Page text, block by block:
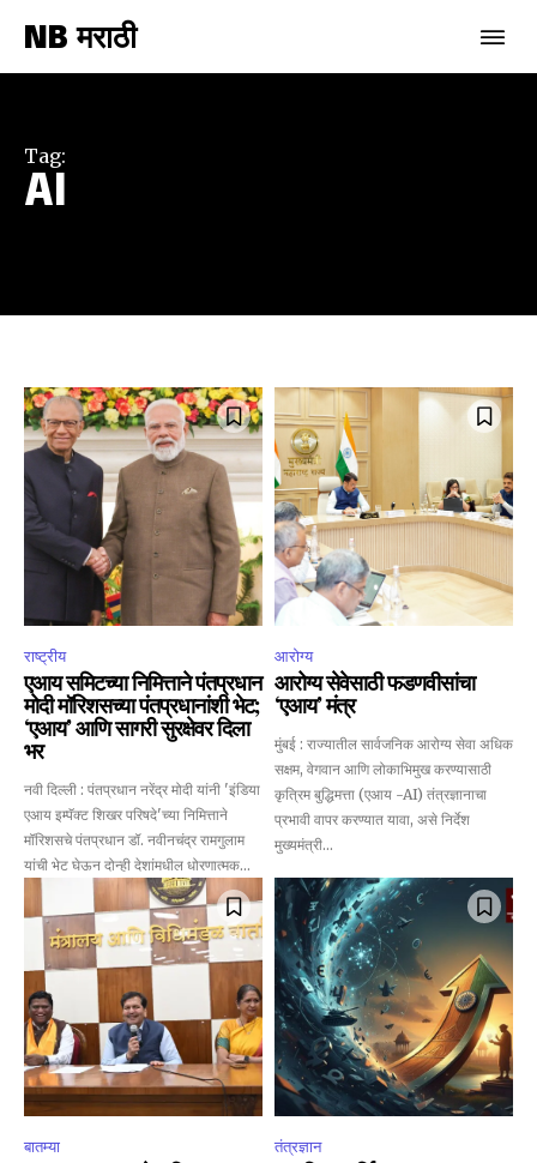
Join our community of
SUBSCRIBERS and be part of the
conversation.
To subscribe, simply enter your email address on our website
or click the subscribe button below. Don't worry, we respect
your privacy and won't spam your inbox. Your information is
safe with us.
SUBSCRIBE
NB मराठी
Tag:
AI
राष्ट्रीय
एआय समिटच्या निमित्ताने पंतप्रधान
मोदी मॉरिशसच्या पंतप्रधानांशी भेट;
‘एआय’ आणि सागरी सुरक्षेवर दिला
भर
नवी दिल्ली : पंतप्रधान नरेंद्र मोदी यांनी 'इंडिया
एआय इम्पॅक्ट शिखर परिषदे'च्या निमित्ताने
मॉरिशसचे पंतप्रधान डॉ. नवीनचंद्र रामगुलाम
यांची भेट घेऊन दोन्ही देशांमधील धोरणात्मक...
आरोग्य
आरोग्य सेवेसाठी फडणवीसांचा
‘एआय’ मंत्र
मुंबई : राज्यातील सार्वजनिक आरोग्य सेवा अधिक
सक्षम, वेगवान आणि लोकाभिमुख करण्यासाठी
कृत्रिम बुद्धिमत्ता (एआय -AI) तंत्रज्ञानाचा
प्रभावी वापर करण्यात यावा, असे निर्देश
मुख्यमंत्री...
बातम्या तंत्रज्ञान